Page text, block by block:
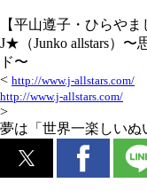
【平山遵子・ひらやま
J★（Junko allstars）〜
ド〜
< http://www.j-allstars.com/
http://www.j-allstars.com/
>
夢は「世界一楽しいぬ